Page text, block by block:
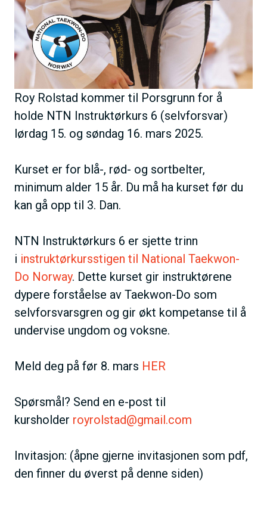
Roy Rolstad kommer til Porsgrunn for å
holde NTN Instruktørkurs 6 (selvforsvar)
lørdag 15. og søndag 16. mars 2025.
Kurset er for blå-, rød- og sortbelter,
minimum alder 15 år. Du må ha kurset før du
kan gå opp til 3. Dan.
NTN Instruktørkurs 6 er sjette trinn
i instruktørkursstigen til National Taekwon-
Do Norway. Dette kurset gir instruktørene
dypere forståelse av Taekwon-Do som
selvforsvarsgren og gir økt kompetanse til å
undervise ungdom og voksne.
Meld deg på før 8. mars HER
Spørsmål? Send en e-post til
kursholder royrolstad@gmail.com
Invitasjon: (åpne gjerne invitasjonen som pdf,
den finner du øverst på denne siden)